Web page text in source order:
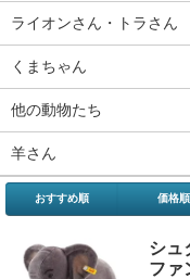
ライオンさん・トラさん
くまちゃん
他の動物たち
羊さん
おすすめ順 価格順
シュ
ファ